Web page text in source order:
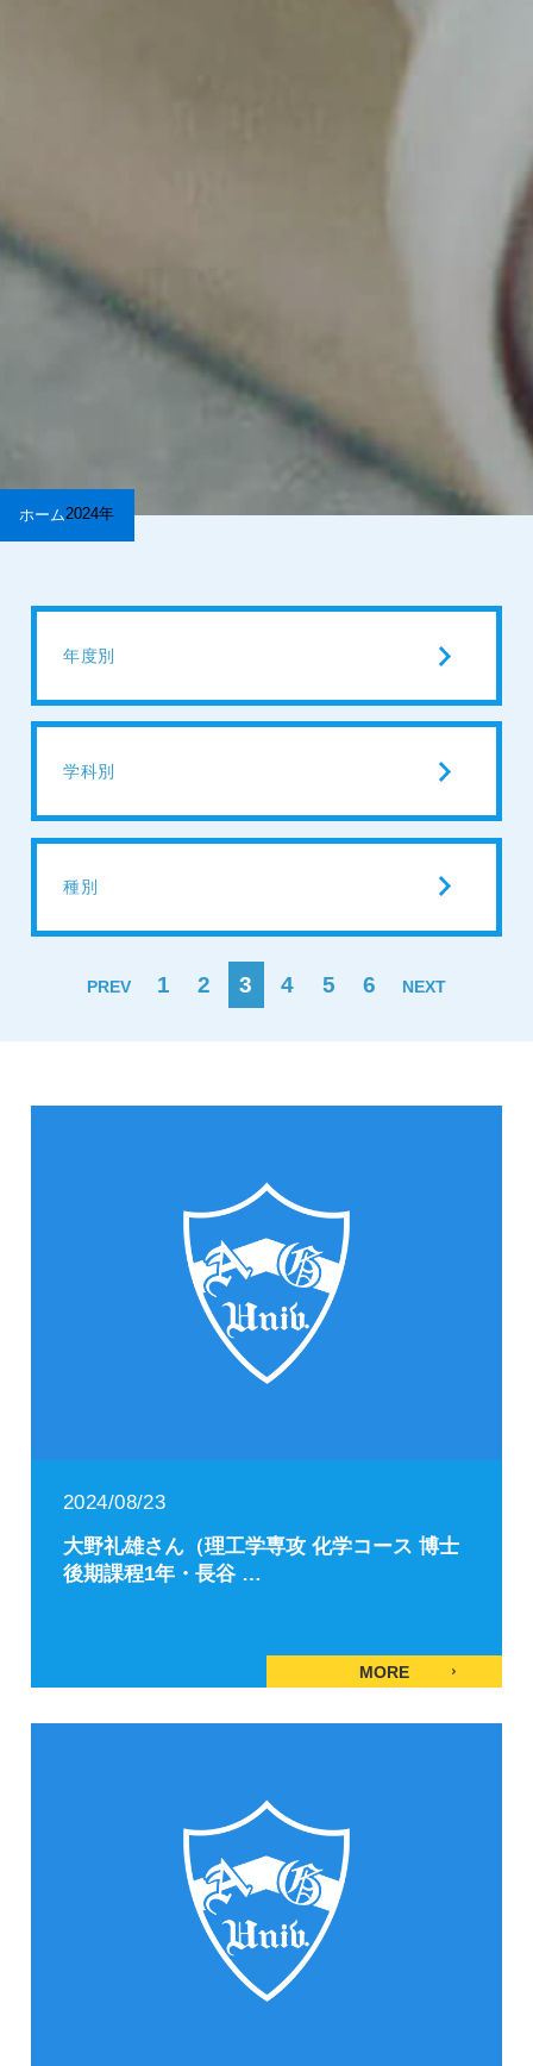
ホーム2024年
年度別
学科別
種別
PREV 1 2 3 4 5 6 NEXT
2024/08/23
大野礼雄さん（理工学専攻 化学コース 博士
後期課程1年・長谷 …
MORE